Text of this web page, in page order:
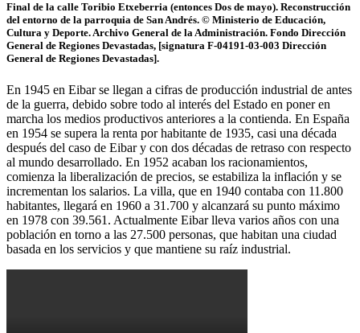
Final de la calle Toribio Etxeberria (entonces Dos de mayo). Reconstrucción
del entorno de la parroquia de San Andrés. © Ministerio de Educación,
Cultura y Deporte. Archivo General de la Administración. Fondo Dirección
General de Regiones Devastadas, [signatura F-04191-03-003 Dirección
General de Regiones Devastadas].
En 1945 en Eibar se llegan a cifras de producción industrial de antes
de la guerra, debido sobre todo al interés del Estado en poner en
marcha los medios productivos anteriores a la contienda. En España
en 1954 se supera la renta por habitante de 1935, casi una década
después del caso de Eibar y con dos décadas de retraso con respecto
al mundo desarrollado. En 1952 acaban los racionamientos,
comienza la liberalización de precios, se estabiliza la inflación y se
incrementan los salarios. La villa, que en 1940 contaba con 11.800
habitantes, llegará en 1960 a 31.700 y alcanzará su punto máximo
en 1978 con 39.561. Actualmente Eibar lleva varios años con una
población en torno a las 27.500 personas, que habitan una ciudad
basada en los servicios y que mantiene su raíz industrial.